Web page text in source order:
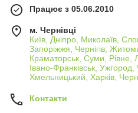
Працює з 05.06.2010
м. Чернівці
Київ, Дніпро, Миколаїв,
Запоріжжя, Чернігів,
Краматорськ, Суми, Рівне,
Івано-Франківськ, Ужгород,
Хмельницький, Харків,
Контакти